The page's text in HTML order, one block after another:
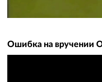
Ошибка на вручении